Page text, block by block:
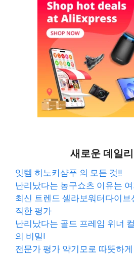
새로운 데일
잇템 히노키샴푸 의 모든 것!!
난리났다는 농구쇼츠 이유는
최신 트렌드 셀라보워터다이
직한 평가
난리났다는 골드 프레임 위너
의 비밀!
전문가 평가 약기모로 따뜻하